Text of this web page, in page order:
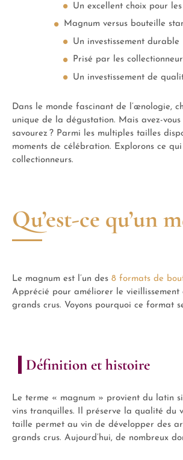
Un excellent choix pour
Magnum versus bouteille
Un investissement durable
Prisé par les
Un investissement de
Dans le monde fascinant de l’œnologie,
unique de la dégustation. Mais avez-
savourez ? Parmi les multiples tailles
moments de célébration. Explorons ce
collectionneurs.
Qu’est-ce qu’un
Le magnum est l’un des 8 formats de
Apprécié pour améliorer le vieillissement
grands crus. Voyons pourquoi ce format
Définition et histoire
Le terme « magnum » provient du latin
vins tranquilles. Il préserve la qualité du
taille permet au vin de développer des
grands crus. Aujourd’hui, de nombreux